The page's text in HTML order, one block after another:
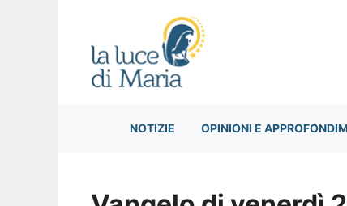
NOTIZIE OPINIONI E